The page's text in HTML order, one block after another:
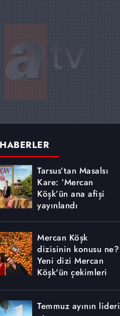
Tarsus’tan Masalsı
Kare: ‘Mercan
Köşk’ün ana afişi
yayınlandı
Mercan Köşk
dizisinin konusu ne?
Yeni dizi Mercan
Köşk'ün çekimleri
Temmuz ayının lideri